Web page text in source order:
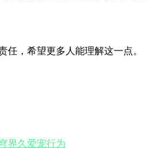
，希望更多人能理解这一点。